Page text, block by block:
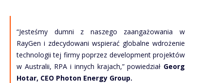
“Jesteśmy dumni z naszego zaangażowania w
RayGen i zdecydowani wspierać globalne wdrożenie
technologii tej firmy poprzez development projektów
w Australii, RPA i innych krajach,” powiedział Georg
Hotar, CEO Photon Energy Group.